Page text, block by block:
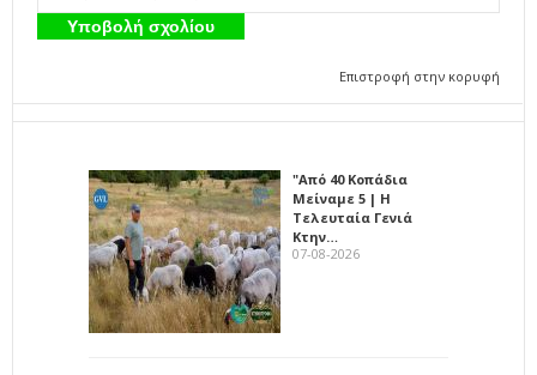
Επιστροφή στην κορυφή
"Από 40 Κοπάδια
Μείναμε 5 | Η
Τελευταία Γενιά
Κτην…
07-08-2026